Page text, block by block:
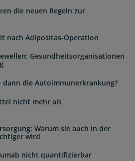
die neuen Regeln zur
nach Adipositas-Operation
Gesundheitsorganisationen
dann die Autoimmunerkrankung?
nicht mehr als
Warum sie auch in der
wird
nicht quantifizierbar